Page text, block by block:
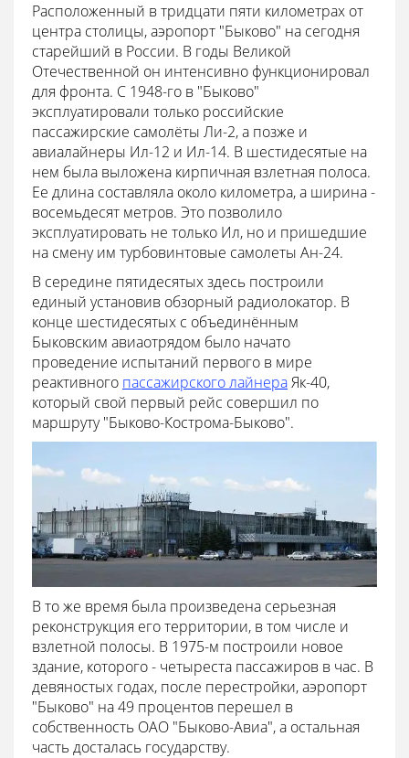
Расположенный в тридцати пяти километрах от
центра столицы, аэропорт "Быково" на сегодня
старейший в России. В годы Великой
Отечественной он интенсивно функционировал
для фронта. С 1948-го в "Быково"
эксплуатировали только российские
пассажирские самолёты Ли-2, а позже и
авиалайнеры Ил-12 и Ил-14. В шестидесятые на
нем была выложена кирпичная взлетная полоса.
Ее длина составляла около километра, а ширина -
восемьдесят метров. Это позволило
эксплуатировать не только Ил, но и пришедшие
на смену им турбовинтовые самолеты Ан-24.
В середине пятидесятых здесь построили
единый установив обзорный радиолокатор. В
конце шестидесятых с объединённым
Быковским авиаотрядом было начато
проведение испытаний первого в мире
реактивного пассажирского лайнераЯк-40,
который свой первый рейс совершил по
маршруту "Быково-Кострома-Быково".
В то же время была произведена серьезная
реконструкция его территории, в том числе и
взлетной полосы. В 1975-м построили новое
здание, которого - четыреста пассажиров в час. В
девяностых годах, после перестройки, аэропорт
"Быково" на 49 процентов перешел в
собственность ОАО "Быково-Авиа", а остальная
часть досталась государству.